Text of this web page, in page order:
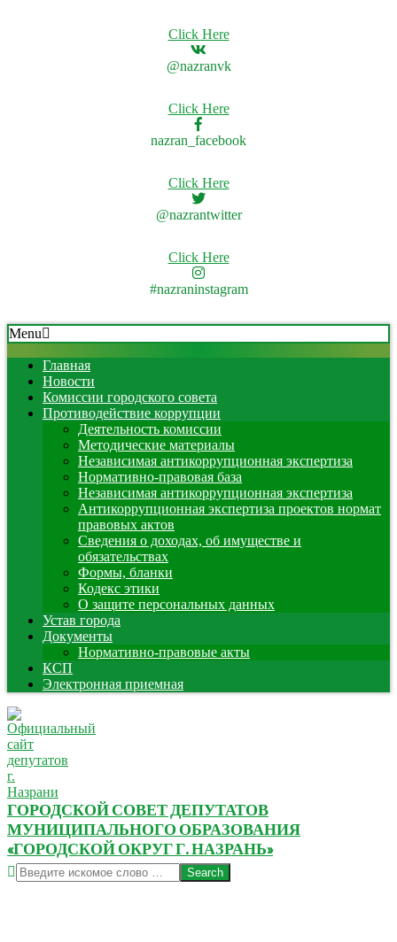
Click Here
@nazranvk
Click Here
nazran_facebook
Click Here
@nazrantwitter
Click Here
#nazraninstagram
Skip
to
content
Secondary
Navigation
Menu
Menu
Главная
Новости
Комиссии городского совета
Противодействие коррупции
Деятельность комиссии
Методические материалы
Независимая антикоррупционная экспертиза
Нормативно-правовая база
Независимая антикоррупционная экспертиза
Антикоррупционная экспертиза проектов нормат
правовых актов
Сведения о доходах, об имуществе и
обязательствах
Формы, бланки
Кодекс этики
О защите персональных данных
Устав города
Документы
Нормативно-правовые акты
КСП
Электронная приемная
ГОРОДСКОЙ СОВЕТ ДЕПУТАТОВ
МУНИЦИПАЛЬНОГО ОБРАЗОВАНИЯ
«ГОРОДСКОЙ ОКРУГ Г. НАЗРАНЬ»
Search